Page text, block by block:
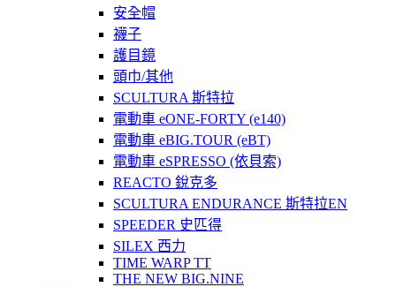
安全帽
襪子
護目鏡
頭巾/其他
SCULTURA 斯特拉
電動車 eONE-FORTY (e140)
電動車 eBIG.TOUR (eBT)
電動車 eSPRESSO (依貝索)
REACTO 銳克多
SCULTURA ENDURANCE 斯特拉EN
SPEEDER 史匹得
SILEX 西力
TIME WARP TT
THE NEW BIG.NINE